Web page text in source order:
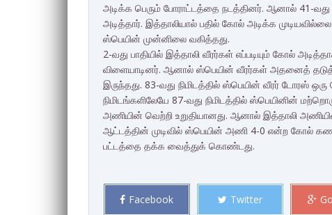
அடிக்க பெரும் போராட்டத்தை நடத்தினர். ஆனால் 41-
அடித்தார். இத்தாலியால் பதில் கோல் அடிக்க
ஸ்பெயின் முன்னிலை வகித்தது.
2-வது பாதியில் இத்தாலி வீரர்கள் எப்படியும் கோல்
விளையாடினர். ஆனால் ஸ்பெயின் வீரர்கள் அதனைத்
இருந்தது. 83-வது நிமிடத்தில் ஸ்பெயின் வீரர் டோரஸ்
நிமிடங்களிலேயே 87-வது நிமிடத்தில் ஸ்பெயினின்
அணியின் வெற்றி உறுதியானது. ஆனால் இத்தாலி
ஆட்டத்தின் முடிவில் ஸ்பெயின் அணி 4-0 என்ற கோல்
பட்டத்தை தக்க வைத்துக் கொண்டது.
Facebook Twitter